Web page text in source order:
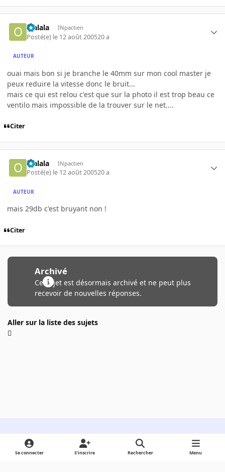
olalala INpactien
Posté(e) le 12 août 200520 a
AUTEUR
ouai mais bon si je branche le 40mm sur mon cool master je
peux reduire la vitesse donc le bruit...
mais ce qui est relou c'est que sur la photo il est trop beau ce
ventilo mais impossible de la trouver sur le net....
Citer
olalala INpactien
Posté(e) le 12 août 200520 a
AUTEUR
mais 29db c'est bruyant non !
Citer
Archivé
Ce sujet est désormais archivé et ne peut plus
recevoir de nouvelles réponses.
Aller sur la liste des sujets
Light ModeDark ModeSystem Preference
Se connecter S’inscrire Rechercher Menu